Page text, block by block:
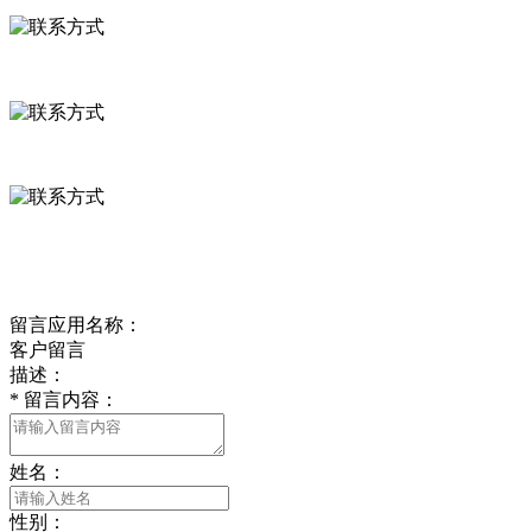
留言应用名称：
客户留言
描述：
* 留言内容：
姓名：
性别：